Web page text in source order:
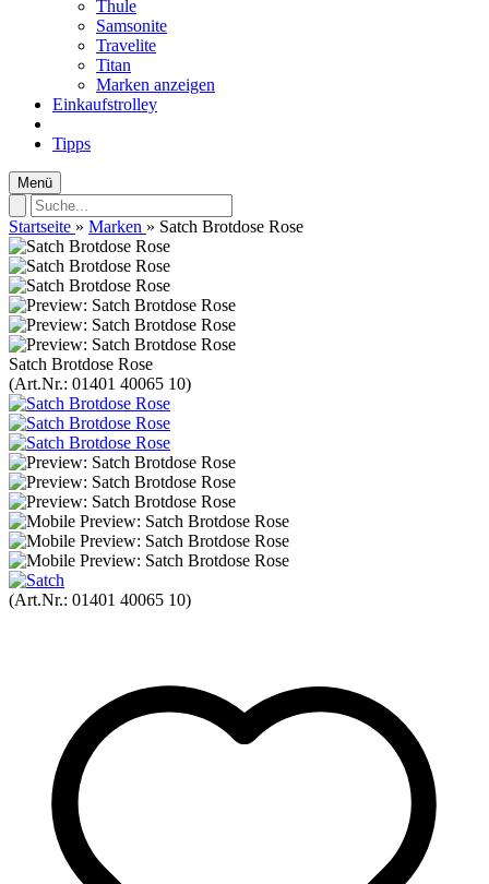
Thule
Samsonite
Travelite
Titan
Marken anzeigen
Einkaufstrolley
Tipps
Menü
Startseite » Marken » Satch Brotdose Rose
Satch Brotdose Rose
(Art.Nr.: 01401 40065 10)
(Art.Nr.: 01401 40065 10)